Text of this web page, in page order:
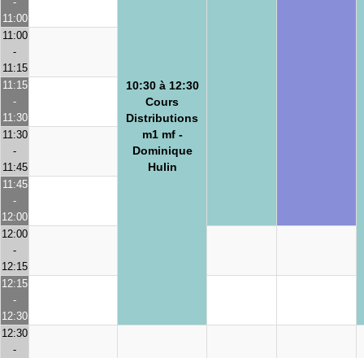
10:30 à 12:30
Cours
Distributions
m1 mf -
Dominique
Hulin
11:00
11:00
-
11:15
11:15
-
11:30
11:30
-
11:45
11:45
-
12:00
12:00
-
12:15
12:15
-
12:30
12:30
-